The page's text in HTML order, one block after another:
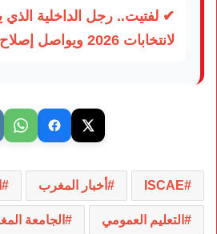
✔ لفتيت.. رجل الداخلية الذي
لانتخابات 2026 ويواصل إصلاح الوزارة
ISCAE أخبار المغرب
التعليم العمومي الجامعة